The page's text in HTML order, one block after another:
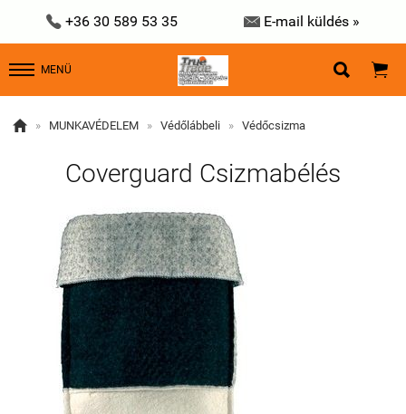
 +36 30 589 53 35  E-mail küldés »
MENÜ  
 » MUNKAVÉDELEM » Védőlábbeli » Védőcsizma
Coverguard Csizmabélés